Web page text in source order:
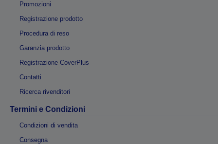
Promozioni
Registrazione prodotto
Procedura di reso
Garanzia prodotto
Registrazione CoverPlus
Contatti
Ricerca rivenditori
Termini e Condizioni
Condizioni di vendita
Consegna